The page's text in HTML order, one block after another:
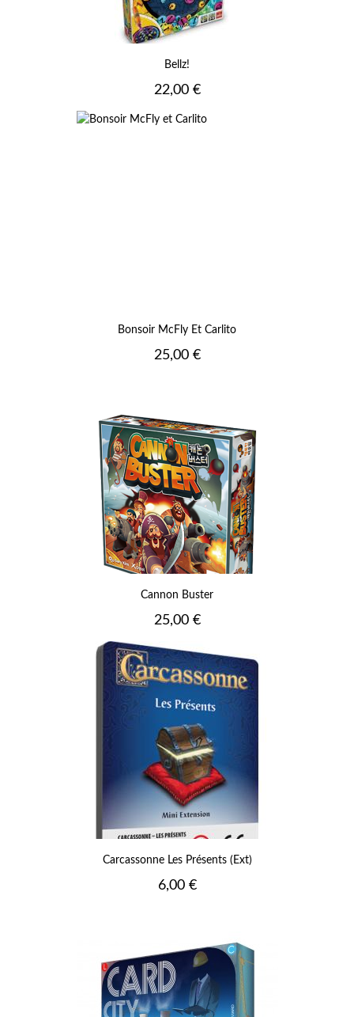
Bellz!
Prix
22,00 €
Bonsoir McFly Et Carlito
Prix
25,00 €
Cannon Buster
Prix
25,00 €
Carcassonne Les Présents (Ext)
Prix
6,00 €